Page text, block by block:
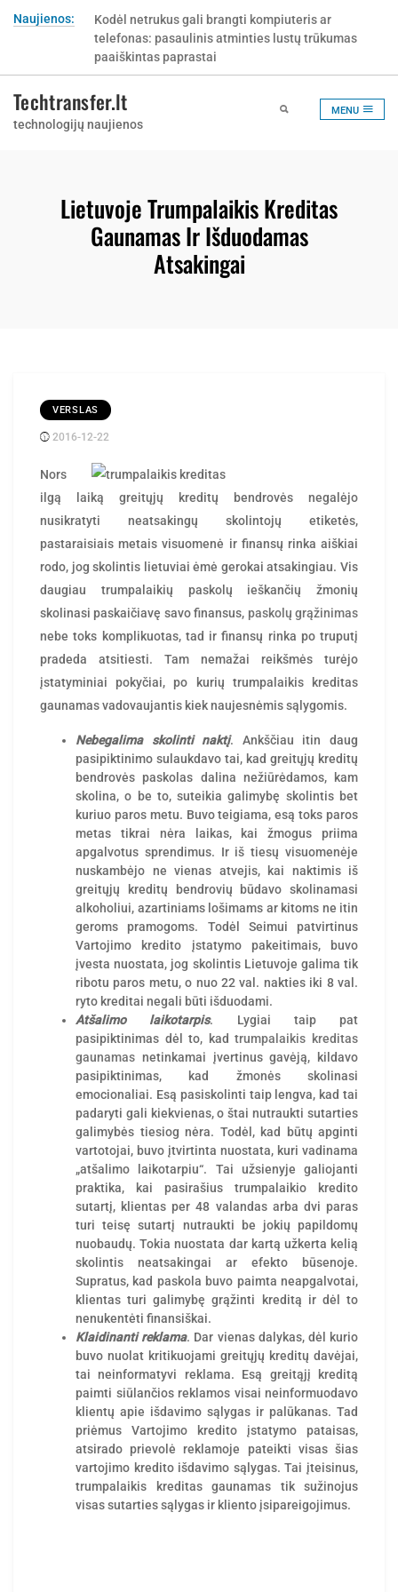
Naujienos:
Kodėl netrukus gali brangti kompiuteris ar
telefonas: pasaulinis atminties lustų trūkumas
paaiškintas paprastai
Techtransfer.lt
technologijų naujienos
MENU
Lietuvoje Trumpalaikis Kreditas
Gaunamas Ir Išduodamas
Atsakingai
VERSLAS
2016-12-22
Nors
ilgą laiką greitųjų kreditų bendrovės negalėjo
nusikratyti neatsakingų skolintojų etiketės,
pastaraisiais metais visuomenė ir finansų rinka aiškiai
rodo, jog skolintis lietuviai ėmė gerokai atsakingiau. Vis
daugiau trumpalaikių paskolų ieškančių žmonių
skolinasi paskaičiavę savo finansus, paskolų grąžinimas
nebe toks komplikuotas, tad ir finansų rinka po truputį
pradeda atsitiesti. Tam nemažai reikšmės turėjo
įstatyminiai pokyčiai, po kurių trumpalaikis kreditas
gaunamas vadovaujantis kiek naujesnėmis sąlygomis.
Nebegalima skolinti naktį. Ankščiau itin daug
pasipiktinimo sulaukdavo tai, kad greitųjų kreditų
bendrovės paskolas dalina nežiūrėdamos, kam
skolina, o be to, suteikia galimybę skolintis bet
kuriuo paros metu. Buvo teigiama, esą toks paros
metas tikrai nėra laikas, kai žmogus priima
apgalvotus sprendimus. Ir iš tiesų visuomenėje
nuskambėjo ne vienas atvejis, kai naktimis iš
greitųjų kreditų bendrovių būdavo skolinamasi
alkoholiui, azartiniams lošimams ar kitoms ne itin
geroms pramogoms. Todėl Seimui patvirtinus
Vartojimo kredito įstatymo pakeitimais, buvo
įvesta nuostata, jog skolintis Lietuvoje galima tik
ribotu paros metu, o nuo 22 val. nakties iki 8 val.
ryto kreditai negali būti išduodami.
Atšalimo laikotarpis. Lygiai taip pat
pasipiktinimas dėl to, kadtrumpalaikis kreditas
gaunamas netinkamai įvertinus gavėją, kildavo
pasipiktinimas, kad žmonės skolinasi
emocionaliai. Esą pasiskolinti taip lengva, kad tai
padaryti gali kiekvienas, o štai nutraukti sutarties
galimybės tiesiog nėra. Todėl, kad būtų apginti
vartotojai, buvo įtvirtinta nuostata, kuri vadinama
„atšalimo laikotarpiu“. Tai užsienyje galiojanti
praktika, kai pasirašius trumpalaikio kredito
sutartį, klientas per 48 valandas arba dvi paras
turi teisę sutartį nutraukti be jokių papildomų
nuobaudų. Tokia nuostata dar kartą užkerta kelią
skolintis neatsakingai ar efekto būsenoje.
Supratus, kad paskola buvo paimta neapgalvotai,
klientas turi galimybę grąžinti kreditą ir dėl to
nenukentėti finansiškai.
Klaidinanti reklama. Dar vienas dalykas, dėl kurio
buvo nuolat kritikuojami greitųjų kreditų davėjai,
tai neinformatyvi reklama. Esą greitąjį kreditą
paimti siūlančios reklamos visai neinformuodavo
klientų apie išdavimo sąlygas ir palūkanas. Tad
priėmus Vartojimo kredito įstatymo pataisas,
atsirado prievolė reklamoje pateikti visas šias
vartojimo kredito išdavimo sąlygas. Tai įteisinus,
trumpalaikis kreditas gaunamas tik sužinojus
visas sutarties sąlygas ir kliento įsipareigojimus.